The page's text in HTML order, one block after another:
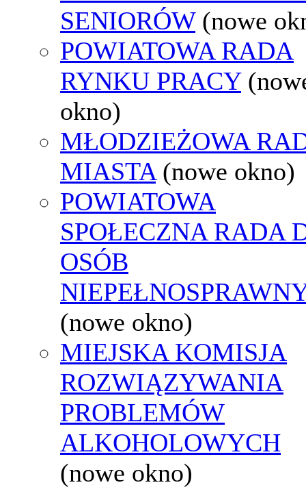
SENIORÓW (nowe
POWIATOWA RADA
RYNKU PRACY
okno)
MŁODZIEŻOWA
MIASTA (nowe okno)
POWIATOWA
SPOŁECZNA RADA
OSÓB
(nowe okno)
MIEJSKA KOMISJA
ROZWIĄZYWANIA
PROBLEMÓW
ALKOHOLOWYCH
(nowe okno)